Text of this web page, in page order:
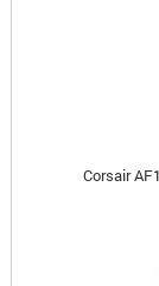
Corsair